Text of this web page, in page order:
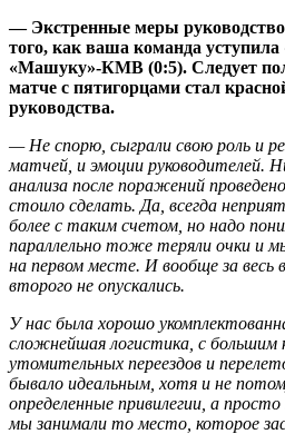
— Экстренные меры
того, как ваша команда
«Машуку»-КМВ (0:5). Следует
матче c пятигорцами стал
руководства.
— Не спорю, сыграли свою роль и
матчей, и эмоции руководителей.
анализа после поражений
стоило сделать. Да, всегда
более с таким счетом, но надо
параллельно тоже теряли очки и
на первом месте. И вообще за весь
второго не опускались.
У нас была хорошо
сложнейшая логистика, с большим
утомительных переездов и
бывало идеальным, хотя и не
определенные привилегии, а
мы занимали то место, которое